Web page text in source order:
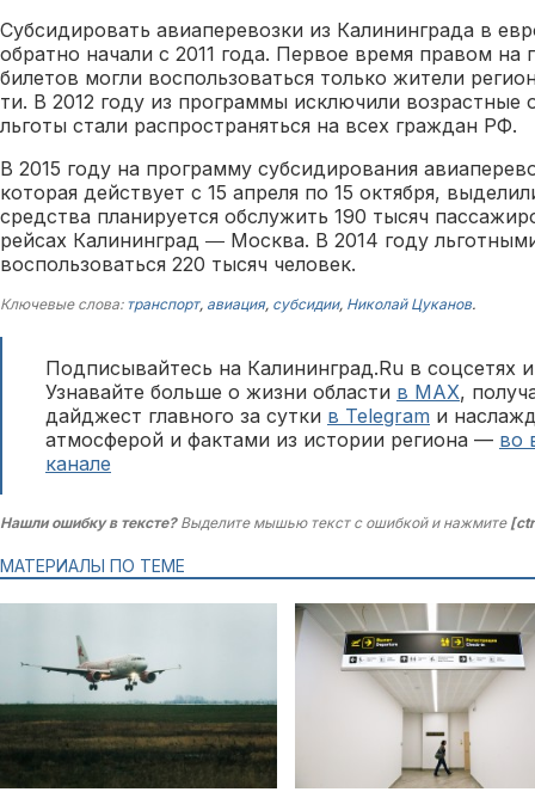
Субсидировать авиаперевозки из Калининграда в
обратно начали с 2011 года. Первое время правом на
билетов могли воспользоваться только жители
ти. В 2012 году из программы исключили возрастные
льготы стали распространяться на всех граждан РФ.
В 2015 году на программу субсидирования
которая действует с 15 апреля по 15 октября,
средства планируется обслужить 190 тысяч
рейсах Калининград ― Москва. В 2014 году
воспользоваться 220 тысяч человек.
Ключевые слова: транспорт, авиация, субсидии, Николай Цуканов.
Подписывайтесь на Калининград.Ru в соцсетях
Узнавайте больше о жизни области в MAX,
дайджест главного за сутки в Telegram и
атмосферой и фактами из истории региона — во
канале
Нашли ошибку в тексте?Выделите мышью текст с ошибкой и нажмите
МАТЕРИАЛЫ ПО ТЕМЕ